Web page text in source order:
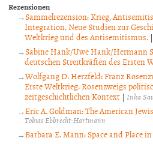
Rezensionen
Sammelrezension: Krieg,
Integration. Neue Studien zur
Weltkrieg und des Antisemitismus. |
Sabine Hank/Uwe Hank/Hermann
deutschen Streitkräften des Ersten
Wolfgang D. Herzfeld: Franz
Erste Weltkrieg. Rosenzweigs
zeitgeschichtlichen Kontext | Inka
Eric A. Goldman: The American
Tobias Ebbrecht-Hartmann
Barbara E. Mann: Space and Place